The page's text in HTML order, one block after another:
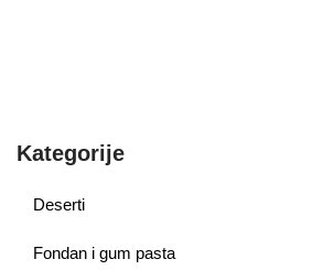
Kategorije
Deserti
Fondan i gum pasta